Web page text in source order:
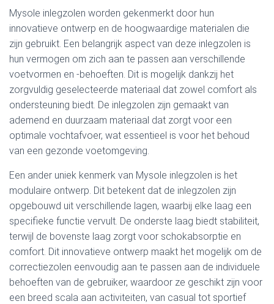
Mysole inlegzolen worden gekenmerkt door hun
innovatieve ontwerp en de hoogwaardige materialen die
zijn gebruikt. Een belangrijk aspect van deze inlegzolen is
hun vermogen om zich aan te passen aan verschillende
voetvormen en -behoeften. Dit is mogelijk dankzij het
zorgvuldig geselecteerde materiaal dat zowel comfort als
ondersteuning biedt. De inlegzolen zijn gemaakt van
ademend en duurzaam materiaal dat zorgt voor een
optimale vochtafvoer, wat essentieel is voor het behoud
van een gezonde voetomgeving.
Een ander uniek kenmerk van Mysole inlegzolen is het
modulaire ontwerp. Dit betekent dat de inlegzolen zijn
opgebouwd uit verschillende lagen, waarbij elke laag een
specifieke functie vervult. De onderste laag biedt stabiliteit,
terwijl de bovenste laag zorgt voor schokabsorptie en
comfort. Dit innovatieve ontwerp maakt het mogelijk om de
correctiezolen eenvoudig aan te passen aan de individuele
behoeften van de gebruiker, waardoor ze geschikt zijn voor
een breed scala aan activiteiten, van casual tot sportief